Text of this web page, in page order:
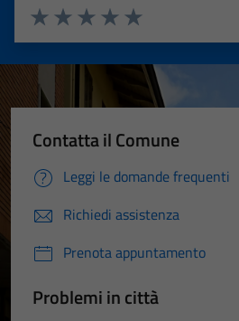
Valuta 5 stelle su 5
Valuta 4 stelle su 5
Valuta 3 stelle su 5
Valuta 2 stelle su 5
Valuta 1 stelle su 5
Contatta il Comune
Leggi le domande frequenti
Richiedi assistenza
Prenota appuntamento
Problemi in città